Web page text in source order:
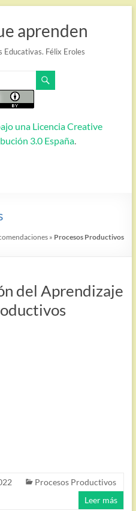
aprenden
Educativas. Félix Eroles
una Licencia Creative
3.0 España.
» Procesos Productivos
del Aprendizaje
Procesos Productivos
Leer más